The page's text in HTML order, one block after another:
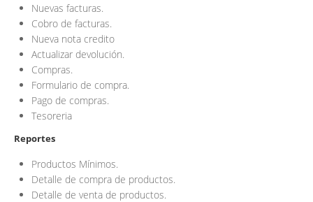
Nuevas facturas.
Cobro de facturas.
Nueva nota credito
Actualizar devolución.
Compras.
Formulario de compra.
Pago de compras.
Tesoreria
Reportes
Productos Mínimos.
Detalle de compra de productos.
Detalle de venta de productos.